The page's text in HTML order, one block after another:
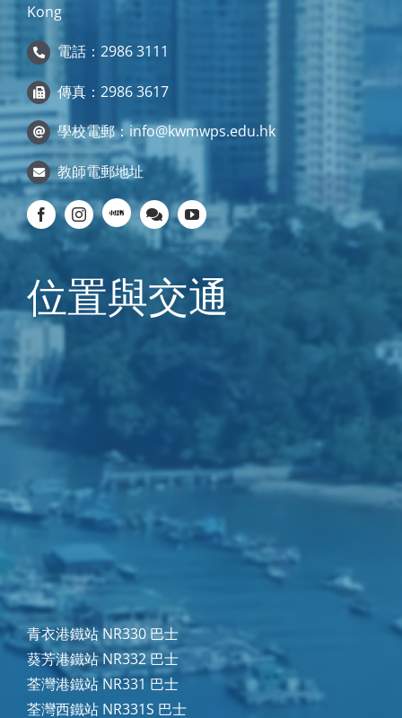
Kong
電話：2986 3111
傳真：2986 3617
學校電郵： info@kwmwps.edu.hk
教師電郵地址
位置與交通
青衣港鐵站 NR330 巴士
葵芳港鐵站 NR332 巴士
荃灣港鐵站 NR331 巴士
荃灣西鐵站 NR331S 巴士